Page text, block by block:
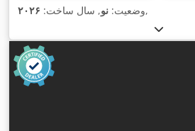
وضعیت: نو, سال ساخت: ۲۰۲۶ ,